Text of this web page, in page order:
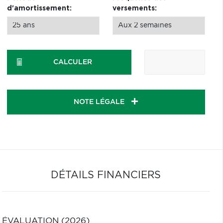
d'amortissement:
versements:
CALCULER
NOTE LÉGALE
DÉTAILS FINANCIERS
ÉVALUATION (2026)